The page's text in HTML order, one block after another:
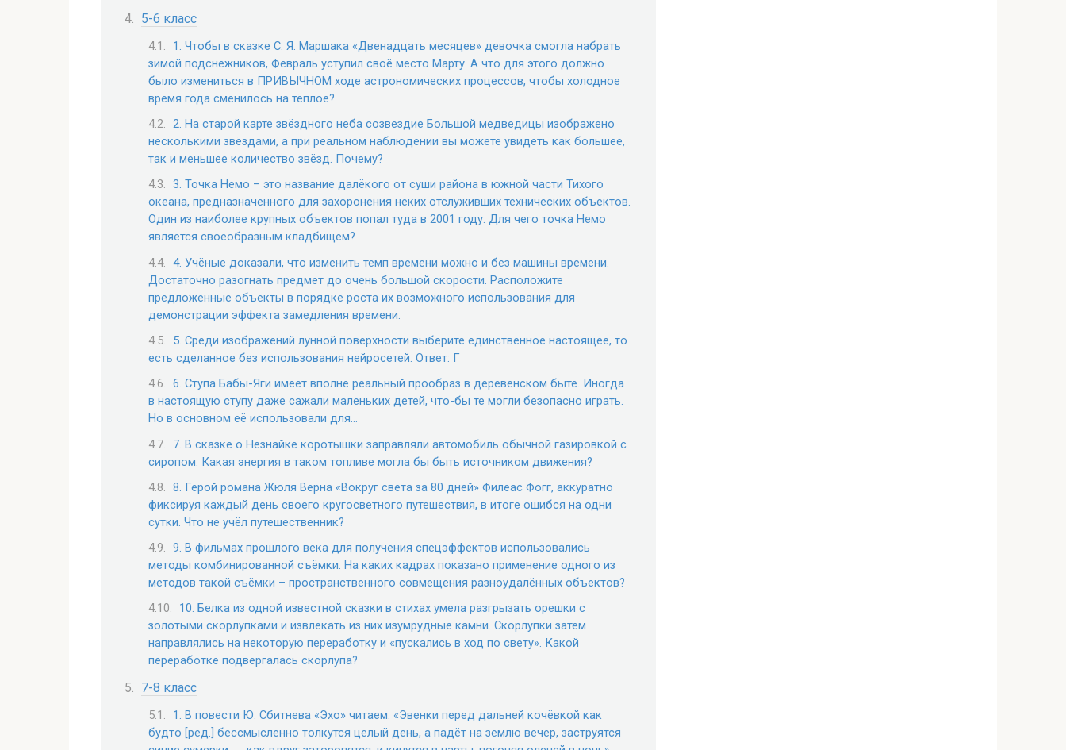
5-6 класс
1. Чтобы в сказке С. Я. Маршака «Двенадцать месяцев» девочка смогла набрать
зимой подснежников, Февраль уступил своё место Марту. А что для этого должно
было измениться в ПРИВЫЧНОМ ходе астрономических процессов, чтобы холодное
время года сменилось на тёплое?
2. На старой карте звёздного неба созвездие Большой медведицы изображено
несколькими звёздами, а при реальном наблюдении вы можете увидеть как большее,
так и меньшее количество звёзд. Почему?
3. Точка Немо – это название далёкого от суши района в южной части Тихого
океана, предназначенного для захоронения неких отслуживших технических объектов.
Один из наиболее крупных объектов попал туда в 2001 году. Для чего точка Немо
является своеобразным кладбищем?
4. Учёные доказали, что изменить темп времени можно и без машины времени.
Достаточно разогнать предмет до очень большой скорости. Расположите
предложенные объекты в порядке роста их возможного использования для
демонстрации эффекта замедления времени.
5. Среди изображений лунной поверхности выберите единственное настоящее, то
есть сделанное без использования нейросетей. Ответ: Г
6. Ступа Бабы-Яги имеет вполне реальный прообраз в деревенском быте. Иногда
в настоящую ступу даже сажали маленьких детей, что-бы те могли безопасно играть.
Но в основном её использовали для…
7. В сказке о Незнайке коротышки заправляли автомобиль обычной газировкой с
сиропом. Какая энергия в таком топливе могла бы быть источником движения?
8. Герой романа Жюля Верна «Вокруг света за 80 дней» Филеас Фогг, аккуратно
фиксируя каждый день своего кругосветного путешествия, в итоге ошибся на одни
сутки. Что не учёл путешественник?
9. В фильмах прошлого века для получения спецэффектов использовались
методы комбинированной съёмки. На каких кадрах показано применение одного из
методов такой съёмки – пространственного совмещения разноудалённых объектов?
10. Белка из одной известной сказки в стихах умела разгрызать орешки с
золотыми скорлупками и извлекать из них изумрудные камни. Скорлупки затем
направлялись на некоторую переработку и «пускались в ход по свету». Какой
переработке подвергалась скорлупа?
7-8 класс
1. В повести Ю. Сбитнева «Эхо» читаем: «Эвенки перед дальней кочёвкой как
будто [ред.] бессмысленно толкутся целый день, а падёт на землю вечер, заструятся